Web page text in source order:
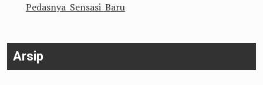
Pedasnya Sensasi Baru
Arsip